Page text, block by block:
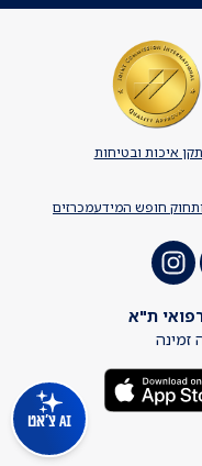
AI צ'אט
חוק חופש המידעמכרזים
איכות ובטיחות
ת"א
זמינה